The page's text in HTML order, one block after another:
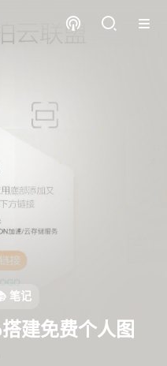
笔记
建免费个人图